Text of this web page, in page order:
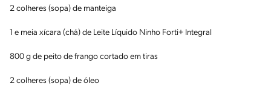
2 colheres (sopa) de manteiga
1 e meia xícara (chá) de Leite Líquido Ninho Forti+ Integral
800 g de peito de frango cortado em tiras
2 colheres (sopa) de óleo